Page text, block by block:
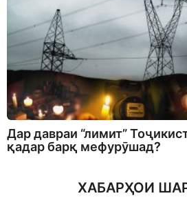
Дар давраи “лимит”
қадар барқ мефурӯшад?
ХАБАРҲОИ